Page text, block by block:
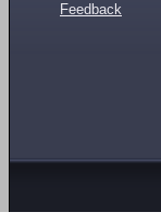
Feedback